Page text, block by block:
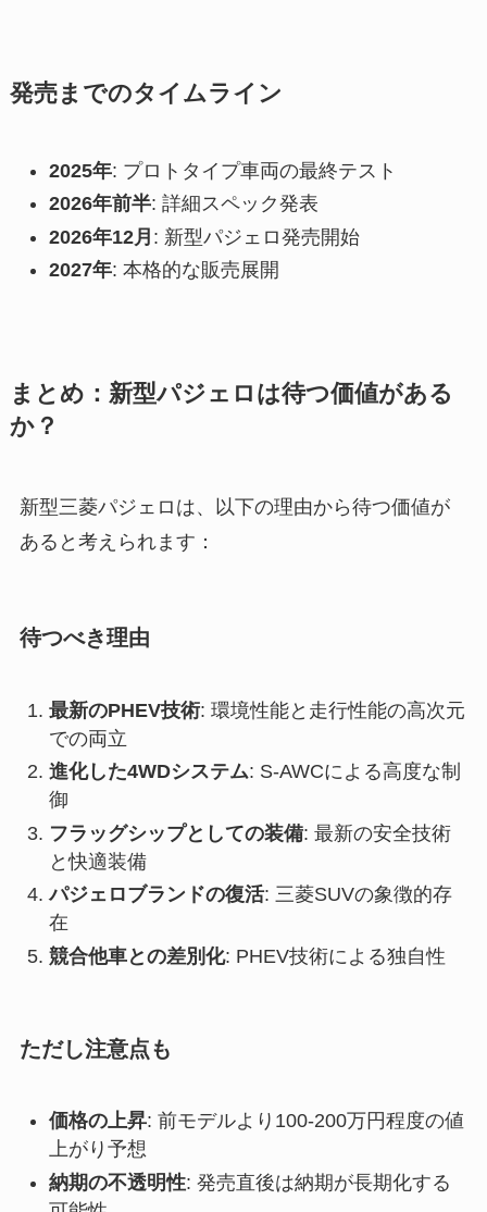
発売までのタイムライン
2025年: プロトタイプ車両の最終テスト
2026年前半: 詳細スペック発表
2026年12月 : 新型パジェロ発売開始
2027年: 本格的な販売展開
まとめ：新型パジェロは待つ価値がある
か？
新型三菱パジェロは、以下の理由から待つ価値が
あると考えられます：
待つべき理由
最新のPHEV技術: 環境性能と走行性能の高次元
での両立
進化した4WDシステム: S-AWCによる高度な制
御
フラッグシップとしての装備: 最新の安全技術
と快適装備
パジェロブランドの復活: 三菱SUVの象徴的存
在
競合他車との差別化: PHEV技術による独自性
ただし注意点も
価格の上昇: 前モデルより100-200万円程度の値
上がり予想
納期の不透明性: 発売直後は納期が長期化する